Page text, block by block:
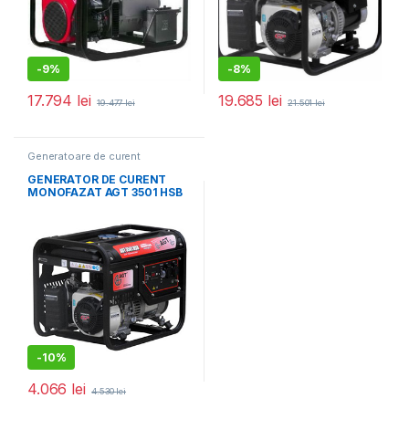
-9%
17.794 lei 19.477lei
-8%
19.685 lei 21.501lei
Generatoare de curent
electrice
GENERATOR DE CURENT
MONOFAZAT AGT 3501 HSB
-10%
4.066 lei 4.530lei